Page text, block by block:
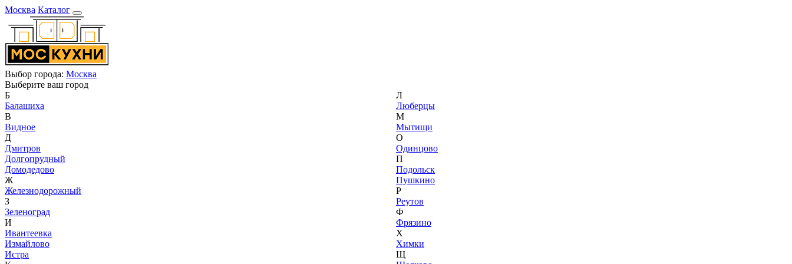
Москва Каталог
Выбор города: Москва
Выберите ваш город
Б
Балашиха
В
Видное
Д
Дмитров
Долгопрудный
Домодедово
Ж
Железнодорожный
З
Зеленоград
И
Ивантеевка
Измайлово
Истра
Л
Люберцы
М
Мытищи
О
Одинцово
П
Подольск
Пушкино
Р
Реутов
Ф
Фрязино
Х
Химки
Щ